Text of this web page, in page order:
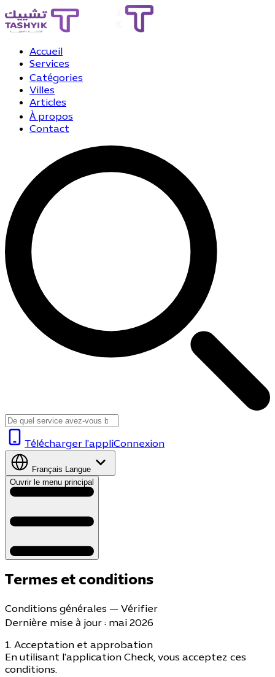
Accueil
Services
Catégories
Villes
Articles
À propos
Contact
Télécharger l'appliConnexion
Français Langue
Ouvrir le menu principal
Termes et conditions
Conditions générales — Vérifier
Dernière mise à jour : mai 2026
1. Acceptation et approbation
En utilisant l'application Check, vous acceptez ces
conditions.